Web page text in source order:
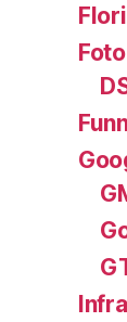
Flori
Foto